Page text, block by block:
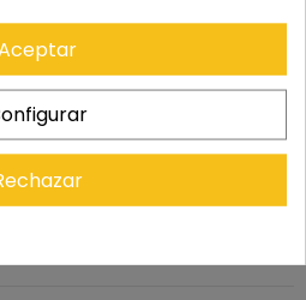
DESIGN CAPTURE CLICK V3 CON
350 AW II
MEDIUM